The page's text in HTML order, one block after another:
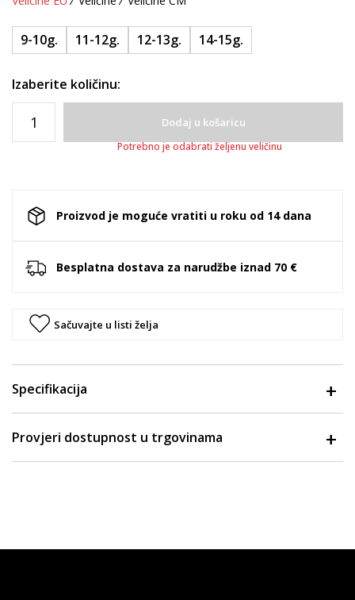
9-10g. 11-12g. 12-13g. 14-15g.
Izaberite količinu:
Dodaj u košaricu
Potrebno je odabrati željenu veličinu
Proizvod je moguće vratiti u roku od 14 dana
Besplatna dostava za narudžbe iznad 70 €
Sačuvajte u listi želja
Specifikacija
Provjeri dostupnost u trgovinama